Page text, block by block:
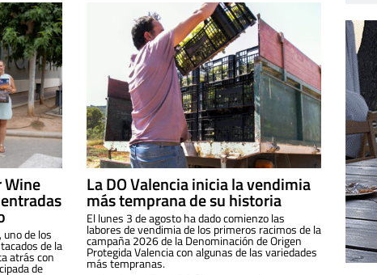
Wine
de los
de la
atrás con
de
La DO Valencia inicia la vendimia
más temprana de su historia
El lunes 3 de agosto ha dado comienzo las
labores de vendimia de los primeros racimos de la
campaña 2026 de la Denominación de Origen
Protegida Valencia con algunas de las variedades
más tempranas.